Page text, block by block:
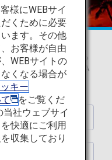
分を感じていただける
ご用意しました。ANA
様にWEBサイ
くために必要
ます。その他
お客様が自由
WEBサイトの
くなる場合が
キー
をご覧くだ
社ウェブサイ
快適にご利用
収集しており